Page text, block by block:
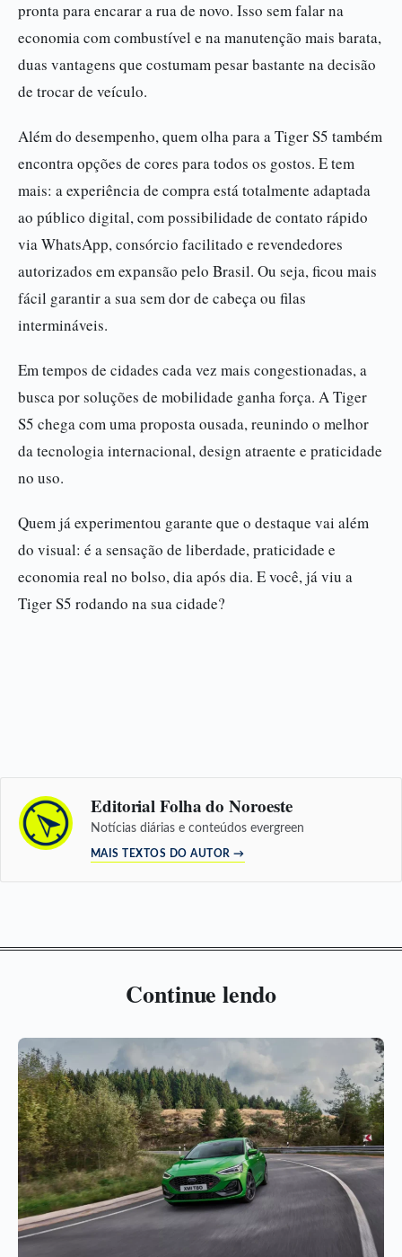
pronta para encarar a rua de novo. Isso sem falar na
economia com combustível e na manutenção mais barata,
duas vantagens que costumam pesar bastante na decisão
de trocar de veículo.
Além do desempenho, quem olha para a Tiger S5 também
encontra opções de cores para todos os gostos. E tem
mais: a experiência de compra está totalmente adaptada
ao público digital, com possibilidade de contato rápido
via WhatsApp, consórcio facilitado e revendedores
autorizados em expansão pelo Brasil. Ou seja, ficou mais
fácil garantir a sua sem dor de cabeça ou filas
intermináveis.
Em tempos de cidades cada vez mais congestionadas, a
busca por soluções de mobilidade ganha força. A Tiger
S5 chega com uma proposta ousada, reunindo o melhor
da tecnologia internacional, design atraente e praticidade
no uso.
Quem já experimentou garante que o destaque vai além
do visual: é a sensação de liberdade, praticidade e
economia real no bolso, dia após dia. E você, já viu a
Tiger S5 rodando na sua cidade?
Editorial Folha do Noroeste
Notícias diárias e conteúdos evergreen
MAIS TEXTOS DO AUTOR →
Continue lendo